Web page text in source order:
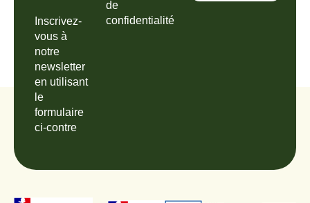
Inscrivez-
vous à
notre
newsletter
en utilisant
le
formulaire
ci-contre
de
confidentialité